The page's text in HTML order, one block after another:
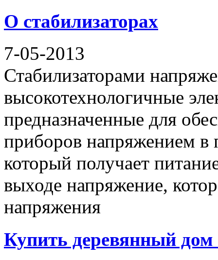
О стабилизаторах
7-05-2013
Стабилизаторами
высокотехнологичные
предназначенные для
приборов напряжением в
который получает
выходе напряжение,
напряжения
Купить деревянный